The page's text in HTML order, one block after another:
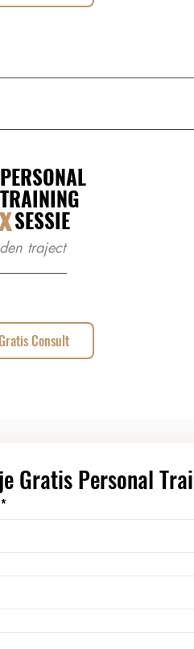
PERSONAL
TRAINING
SESSIE
x
traject
Consult
Gratis Personal
*